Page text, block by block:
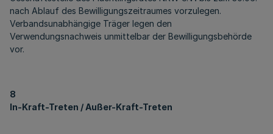
nach Ablauf des Bewilligungszeitraumes vorzulegen.
Verbandsunabhängige Träger legen den
Verwendungsnachweis unmittelbar der Bewilligungsbehörde
vor.
8
In-Kraft-Treten / Außer-Kraft-Treten